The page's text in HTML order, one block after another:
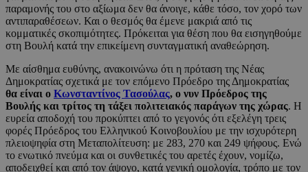
παραμονής του στο αξίωμα δεν θα άνοιγε, κάθε τόσο, τον χορό των
αντιπαραθέσεων. Και ο θεσμός θα έμενε μακριά από τις
κομματικές σκοπιμότητες. Πρόκειται για θέση που θα εισηγηθούμε
στη Βουλή κατά την επικείμενη συνταγματική αναθεώρηση.
Με αίσθημα ευθύνης, ανακοινώνω ότι η πρόταση της Νέας
Δημοκρατίας σχετικά με τον επόμενο Πρόεδρο της Δημοκρατίας
θα είναι ο Κωνσταντίνος Τασούλας, ο νυν Πρόεδρος της
Βουλής και τρίτος τη τάξει πολιτειακός παράγων της χώρας. Η
ευρεία αποδοχή του προκύπτει από το γεγονός ότι εξελέγη τρεις
φορές Πρόεδρος του Ελληνικού Κοινοβουλίου με την ισχυρότερη
πλειοψηφία στη Μεταπολίτευση: με 283, 270 και 249 ψήφους. Ενώ
το ενωτικό πνεύμα και οι συνθετικές του αρετές έχουν, νομίζω,
αποδειχθεί και από τον άψογο, κατά γενική ομολογία, τρόπο με τον